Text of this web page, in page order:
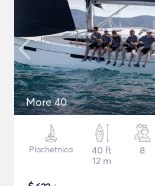
More 40
Plachetnica
40 ft
12 m
8